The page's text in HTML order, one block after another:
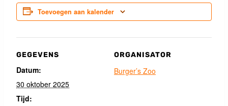
Toevoegen aan kalender
GEGEVENS
Datum:
30 oktober 2025
Tijd:
ORGANISATOR
Burger’s Zoo